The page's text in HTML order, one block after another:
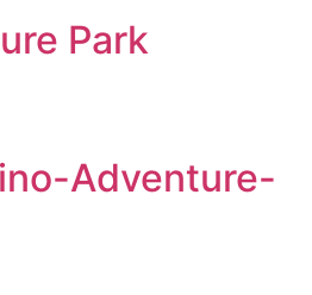
Park
Adventure-